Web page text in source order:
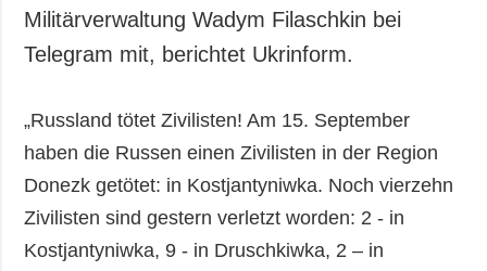
Militärverwaltung Wadym Filaschkin bei
Telegram mit, berichtet Ukrinform.
„Russland tötet Zivilisten! Am 15. September
haben die Russen einen Zivilisten in der Region
Donezk getötet: in Kostjantyniwka. Noch vierzehn
Zivilisten sind gestern verletzt worden: 2 - in
Kostjantyniwka, 9 - in Druschkiwka, 2 – in